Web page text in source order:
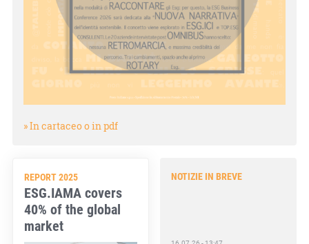
» In cartaceo o in pdf
REPORT 2025
ESG.IAMA covers
40% of the global
market
NOTIZIE IN BREVE